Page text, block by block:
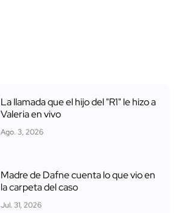
La llamada que el hijo del "R1" le hizo a
Valeria en vivo
Ago. 3, 2026
Madre de Dafne cuenta lo que vio en
la carpeta del caso
Jul. 31, 2026